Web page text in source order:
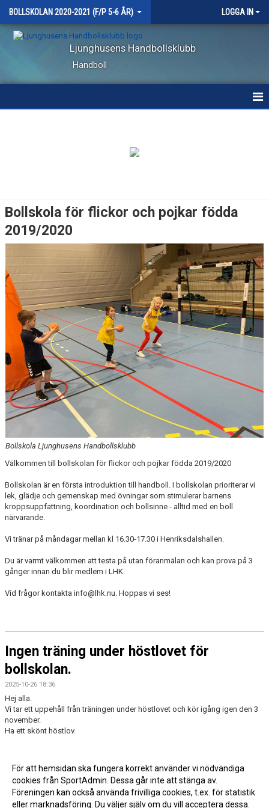
BOLLSKOLAN 2020-2021 (F/P 5-6 ÅR) LOGGA IN
Ljunghusens Handbollsklubb
Handboll
TRUPPEN
DOKUMENT
KONTAKT
Bollskola för flickor och pojkar födda
2019/2020
Bollskola Ljunghusens Handbollsklubb
Välkommen till bollskolan för flickor och pojkar födda 2019/2020
Bollskolan är en första introduktion till handboll. I bollskolan prioriterar vi
lek, glädje och gemenskap med övningar som stimulerar barnens
kroppsuppfattning, koordination och bollsinne - alltid med en boll
närvarande.
Vi tränar på måndagar mellan kl 16.30-17.30 i Henriksdalshallen.
Du är varmt välkommen att testa på utan föranmälan och kan prova på 3
gånger innan du blir medlem i LHK.
Vid frågor kontakta info@lhk.nu. Hoppas vi ses!
Ingen träning under höstlovet för
bollskolan.
2025-10-26 18:36
Hej alla.
Vi tar ett uppehåll från träningen under höstlovet och kör igång igen den 3
november.
Ha ett skönt höstlov.
För att hemsidan ska fungera korrekt använder vi nödvändiga
cookies från SportAdmin. Dessa går inte att stänga av.
Föreningen kan också använda frivilliga cookies, t.ex. för statistik
eller marknadsföring. Du väljer själv om du vill acceptera dessa.